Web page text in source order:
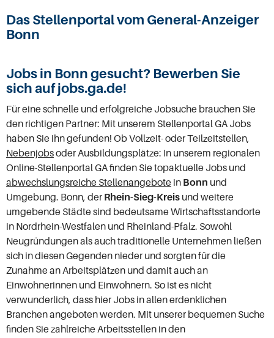
Das Stellenportal vom General-Anzeiger
Bonn
Jobs in Bonn gesucht? Bewerben Sie
sich auf jobs.ga.de!
Für eine schnelle und erfolgreiche Jobsuche brauchen Sie
den richtigen Partner: Mit unserem Stellenportal GA Jobs
haben Sie ihn gefunden! Ob Vollzeit- oder Teilzeitstellen,
Nebenjobsoder Ausbildungsplätze: In unserem regionalen
Online-Stellenportal GA finden Sie topaktuelle Jobs und
abwechslungsreiche Stellenangebote in Bonn und
Umgebung. Bonn, der Rhein-Sieg-Kreis und weitere
umgebende Städte sind bedeutsame Wirtschaftsstandorte
in Nordrhein-Westfalen und Rheinland-Pfalz. Sowohl
Neugründungen als auch traditionelle Unternehmen ließen
sich in diesen Gegenden nieder und sorgten für die
Zunahme an Arbeitsplätzen und damit auch an
Einwohnerinnen und Einwohnern. So ist es nicht
verwunderlich, dass hier Jobs in allen erdenklichen
Branchen angeboten werden. Mit unserer bequemen Suche
finden Sie zahlreiche Arbeitsstellen in den